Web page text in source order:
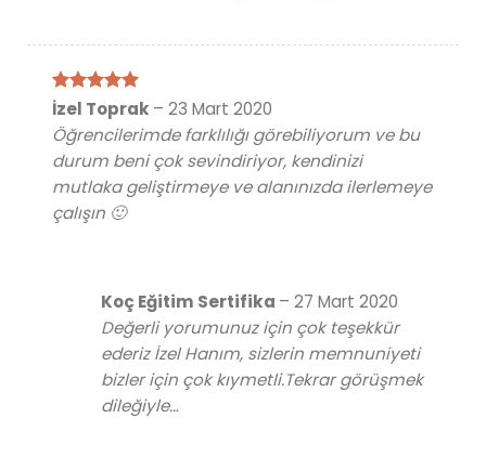
5 üzerinden
5oy aldı
İzel Toprak – 23 Mart 2020
Öğrencilerimde farklılığı görebiliyorum ve bu
durum beni çok sevindiriyor, kendinizi
mutlaka geliştirmeye ve alanınızda ilerlemeye
çalışın 🙂
Koç Eğitim Sertifika – 27 Mart 2020
Değerli yorumunuz için çok teşekkür
ederiz İzel Hanım, sizlerin memnuniyeti
bizler için çok kıymetli.Tekrar görüşmek
dileğiyle…